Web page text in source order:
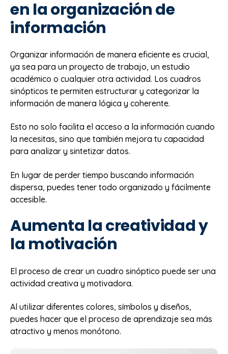
en la organización de
información
Organizar información de manera eficiente es crucial,
ya sea para un proyecto de trabajo, un estudio
académico o cualquier otra actividad. Los cuadros
sinópticos te permiten estructurar y categorizar la
información de manera lógica y coherente.
Esto no solo facilita el acceso a la información cuando
la necesitas, sino que también mejora tu capacidad
para analizar y sintetizar datos.
En lugar de perder tiempo buscando información
dispersa, puedes tener todo organizado y fácilmente
accesible.
Aumenta la creatividad y
la motivación
El proceso de crear un cuadro sinóptico puede ser una
actividad creativa y motivadora.
Al utilizar diferentes colores, símbolos y diseños,
puedes hacer que el proceso de aprendizaje sea más
atractivo y menos monótono.